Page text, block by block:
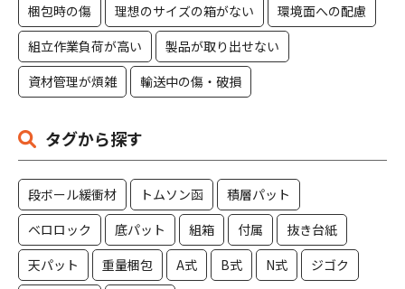
梱包時の傷
理想のサイズの箱がない
環境面への配慮
組立作業負荷が高い
製品が取り出せない
資材管理が煩雑
輸送中の傷・破損
タグから探す
段ボール緩衝材 トムソン函
積層パット
ベロロック
底パット 組箱 付属
抜き台紙
天パット
重量梱包 A式 B式 N式
ジゴク